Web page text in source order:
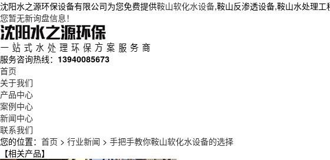
沈阳水之源环保设备有限公司为您免费提供鞍山软化水设备,鞍山反渗透设备,鞍山水处理工
您暂无新询盘信息！
服务咨询热线： 13940085673
首页
关于我们
产品中心
案例中心
新闻中心
联系我们
您的位置： 首页 > 行业新闻 > 手把手教你鞍山软化水设备的选择
【相关产品】